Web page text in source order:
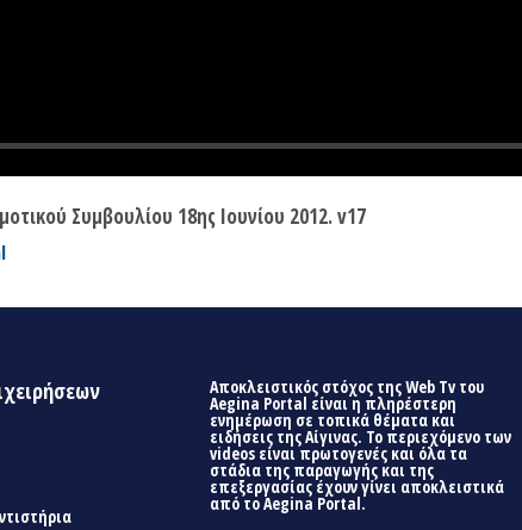
Συμβουλίου 18ης Ιουνίου 2012. v17
Αποκλειστικός στόχος της Web Tv του
Aegina Portal είναι η πληρέστερη
ενημέρωση σε τοπικά θέματα και
ειδήσεις της Αίγινας. Το περιεχόμενο των
videos είναι πρωτογενές και όλα τα
στάδια της παραγωγής και της
επεξεργασίας έχουν γίνει αποκλειστικά
από το Aegina Portal.